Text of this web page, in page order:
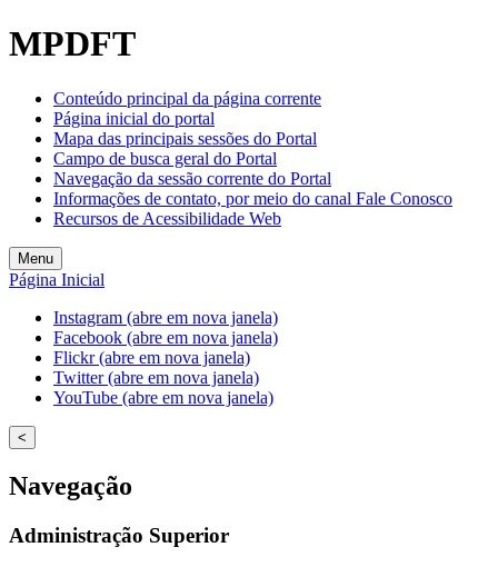
Welcome
to
One
Accessibility
screen
reader.
start
All
in
One
Accessibility
screen
reader,
press
"Ctrl
/".
This
shortcut
activates
screen
MPDFT
Conteúdo principal da página corrente
Página inicial do portal
Mapa das principais sessões do Portal
Campo de busca geral do Portal
Navegação da sessão corrente do Portal
Informações de contato, por meio do canal Fale Conosco
Recursos de Acessibilidade Web
Menu
Página Inicial
Instagram (abre em nova janela)
Facebook (abre em nova janela)
Flickr (abre em nova janela)
Twitter (abre em nova janela)
YouTube (abre em nova janela)
<
Navegação
Administração Superior